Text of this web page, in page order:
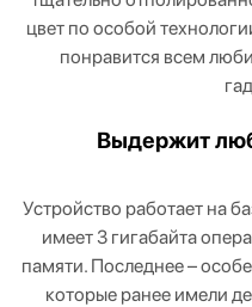
цвет по особой
понравится всем
Выдержит
Устройство работает на
имеет 3 гигабайта
памяти. Последнее –
которые ранее имели